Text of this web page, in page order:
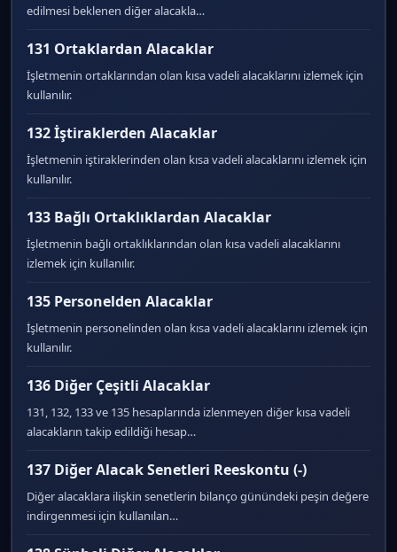
edilmesi beklenen diğer alacakla…
131 Ortaklardan Alacaklar
İşletmenin ortaklarından olan kısa vadeli alacaklarını izlemek için
kullanılır.
132 İştiraklerden Alacaklar
İşletmenin iştiraklerinden olan kısa vadeli alacaklarını izlemek için
kullanılır.
133 Bağlı Ortaklıklardan Alacaklar
İşletmenin bağlı ortaklıklarından olan kısa vadeli alacaklarını
izlemek için kullanılır.
135 Personelden Alacaklar
İşletmenin personelinden olan kısa vadeli alacaklarını izlemek için
kullanılır.
136 Diğer Çeşitli Alacaklar
131, 132, 133 ve 135 hesaplarında izlenmeyen diğer kısa vadeli
alacakların takip edildiği hesap…
137 Diğer Alacak Senetleri Reeskontu (-)
Diğer alacaklara ilişkin senetlerin bilanço günündeki peşin değere
indirgenmesi için kullanılan…